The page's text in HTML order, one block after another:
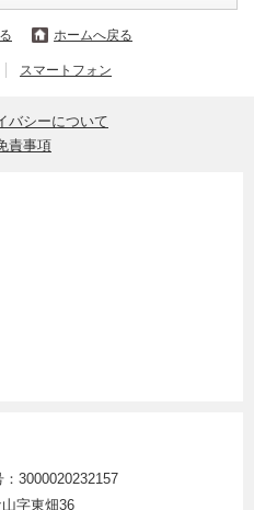
ホームへ戻る
スマートフォン
バシーについて
責事項
3000020232157
字東畑36